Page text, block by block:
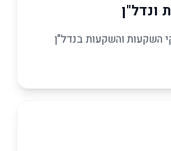
ונדל"ן
השקעות והשקעות בנדל"ן